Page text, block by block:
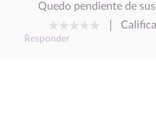
Quedo pendiente de
Responder